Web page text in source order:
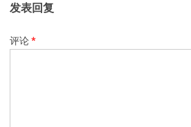
发表回复
评论*